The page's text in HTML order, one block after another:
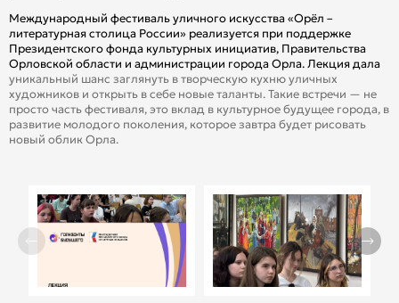
Международный фестиваль уличного искусства «Орёл –
литературная столица России» реализуется при поддержке
Президентского фонда культурных инициатив, Правительства
Орловской области и администрации города Орла. Лекция дала
уникальный шанс заглянуть в творческую кухню уличных
художников и открыть в себе новые таланты. Такие встречи — не
просто часть фестиваля, это вклад в культурное будущее города, в
развитие молодого поколения, которое завтра будет рисовать
новый облик Орла.